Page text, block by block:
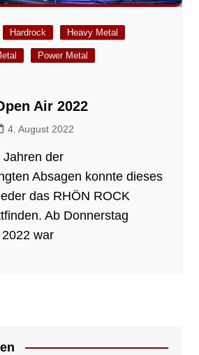
Hardrock Heavy Metal
Power Metal
Air 2022
4. August 2022
Jahren der
Absagen konnte dieses
das RHÖN ROCK
Ab Donnerstag
war